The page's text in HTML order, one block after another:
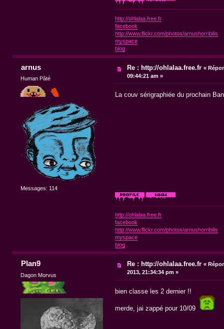
http://ohlalaa.free.fr
facebook
http://www.flickr.com/photos/arnushorribilis
myspace
blog
arnus
Human Pâté
Messages: 114
Re : http://ohlalaa.free.fr «
09:44:21 am »
La couv sérigraphiée du prochain
http://ohlalaa.free.fr
facebook
http://www.flickr.com/photos/arnushorribilis
myspace
blog
Plan9
Dagon Morvus
Re : http://ohlalaa.free.fr «
2013, 21:34:34 pm »
bien classe les 2 dernier !!
merde, jai zappé pour 10/09